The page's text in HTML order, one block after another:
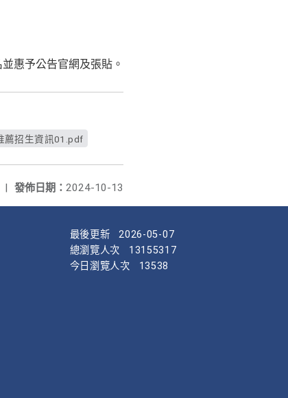
惠予公告官網及張貼。
薦招生資訊01.pdf
發佈日期： 2024-10-13
|
最後更新
2026-05-07
總瀏覽人次
13155317
今日瀏覽人次
13538